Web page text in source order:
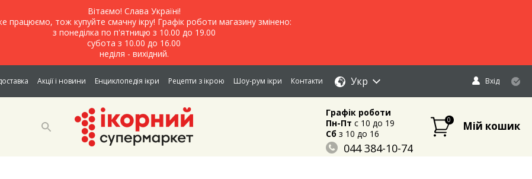
Вітаємо! Слава Україні!
працюємо, тож купуйте смачну ікру! Графік роботи магазину змінено:
з понеділка по п'ятницю з 10.00 до 19.00
субота з 10.00 до 16.00
неділя - вихідний.
Акції і новини Енциклопедія ікри Рецепти з ікрою Шоу-рум ікри Контакти Укр Вхід
Графік роботи
Пн-Пт c 10 до 19
Сбз 10 до 16
044 384-10-74
0 Мій кошик